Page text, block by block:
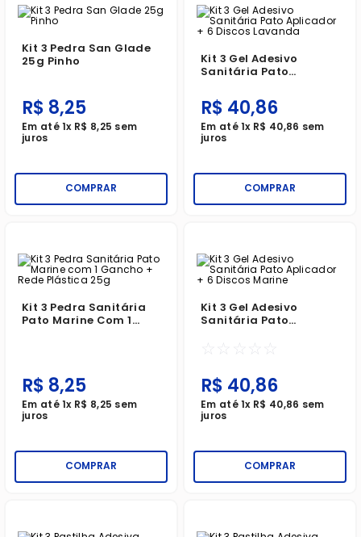
Kit 3 Pedra San Glade
25g Pinho
R$ 8,25
Em até1x R$ 8,25 sem
juros
COMPRAR
Kit 3 Gel Adesivo
Sanitária Pato
Lavanda
R$ 40,86
Em até1x R$ 40,86 sem
juros
COMPRAR
Kit 3 Pedra Sanitária
Pato Marine Com 1
R$ 8,25
Em até1x R$ 8,25 sem
juros
COMPRAR
Kit 3 Gel Adesivo
Sanitária Pato
Marine
☆ ☆ ☆ ☆ ☆
R$ 40,86
Em até1x R$ 40,86 sem
juros
COMPRAR